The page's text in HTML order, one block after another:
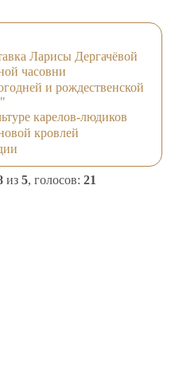
Ларисы Дергачёвой
часовни
и рождественской
карелов-людиков
кровлей
из 5, голосов: 21